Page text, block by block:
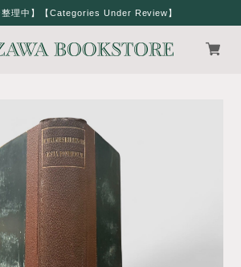
整理中】【Categories Under Review】